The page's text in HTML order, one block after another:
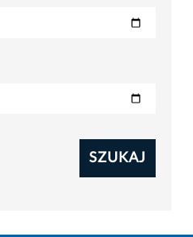
SZUKAJ